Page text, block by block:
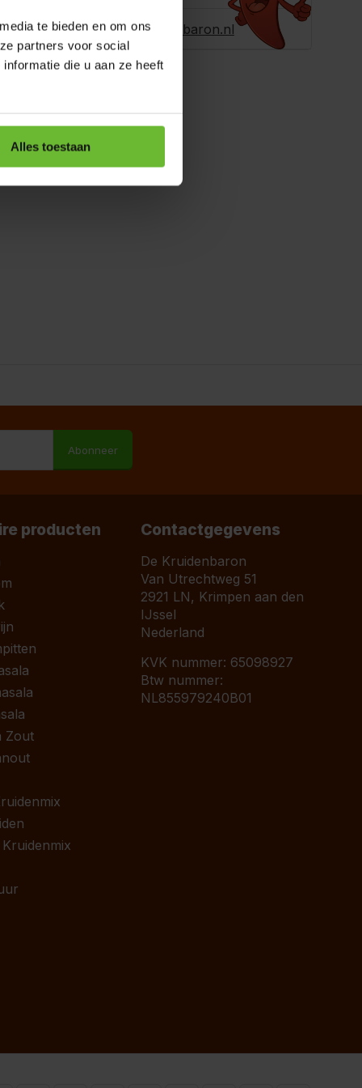
te bieden en om ons
partners voor social
die u aan ze heeft
Alles toestaan
ons een e- info@dekruidenbaron.nl
Abonneer
producten
Zout
Contactgegevens
De Kruidenbaron
Van Utrechtweg 51
2921 LN, Krimpen aan den
IJssel
Nederland
KVK nummer: 65098927
Btw nummer:
NL855979240B01